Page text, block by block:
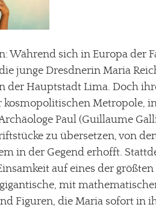
Während sich in Europa der
junge Dresdnerin Maria
der Hauptstadt Lima. Doch
Metropole,
Paul (Guillaume
zu übersetzen, von
in der Gegend erhofft.
auf eines der größten
mit
Figuren, die Maria sofort in